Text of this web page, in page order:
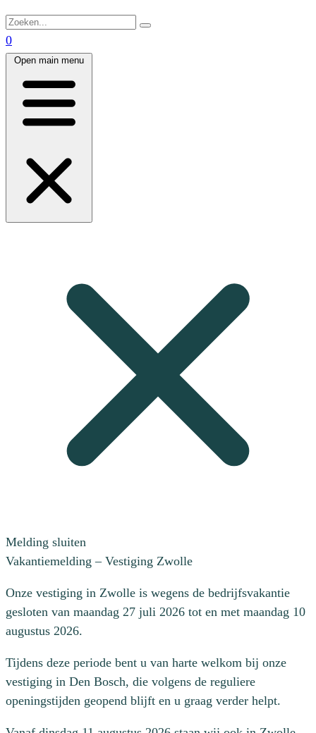
0
Open main menu
Melding sluiten
Vakantiemelding – Vestiging Zwolle
Onze vestiging in Zwolle is wegens de bedrijfsvakantie
gesloten van maandag 27 juli 2026 tot en met maandag 10
augustus 2026.
Tijdens deze periode bent u van harte welkom bij onze
vestiging in Den Bosch, die volgens de reguliere
openingstijden geopend blijft en u graag verder helpt.